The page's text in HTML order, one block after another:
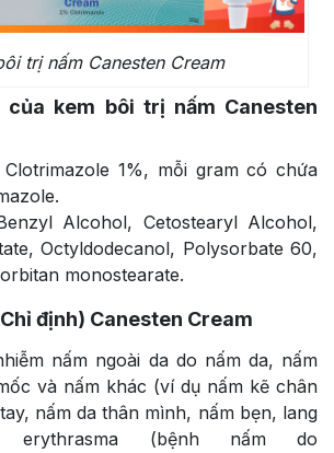
trị nấm Canesten Cream
của kem bôi trị nấm Canesten
Clotrimazole 1%, mỗi gram có chứa
Alcohol, Cetostearyl Alcohol,
Octyldodecanol, Polysorbate 60,
monostearate.
định) Canesten Cream
nấm ngoài da do nấm da, nấm
và nấm khác (ví dụ nấm kẽ chân
nấm da thân mình, nấm bẹn, lang
(bệnh nấm do